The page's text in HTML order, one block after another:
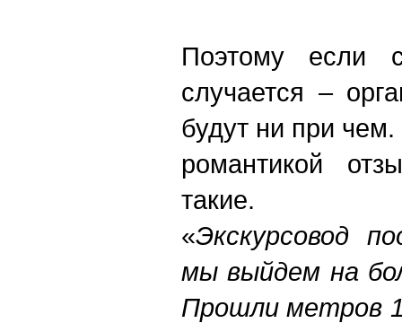
Поэтому если
случается –
будут ни при
романтикой
такие.
«Экскурсовод
мы выйдем на
Прошли метров